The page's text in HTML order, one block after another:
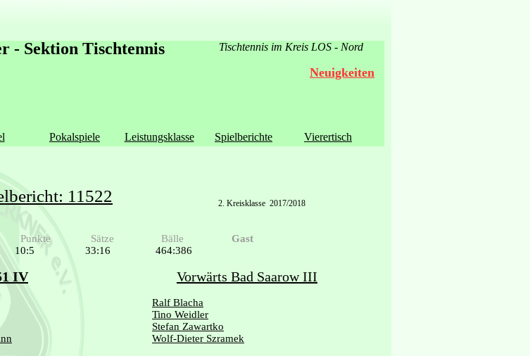
Tischtennis im Kreis LOS - Nord
- Sektion Tischtennis
Pokalspiele Leistungsklasse Spielberichte Vierertisch
Neuigkeiten
11522 2. Kreisklasse 2017/2018
Punkte Sätze Bälle
Gast
10:5
33:16 464:386
IV Vorwärts Bad Saarow III
Ralf Blacha
Tino Weidler
Stefan Zawartko
Wolf-Dieter Szramek